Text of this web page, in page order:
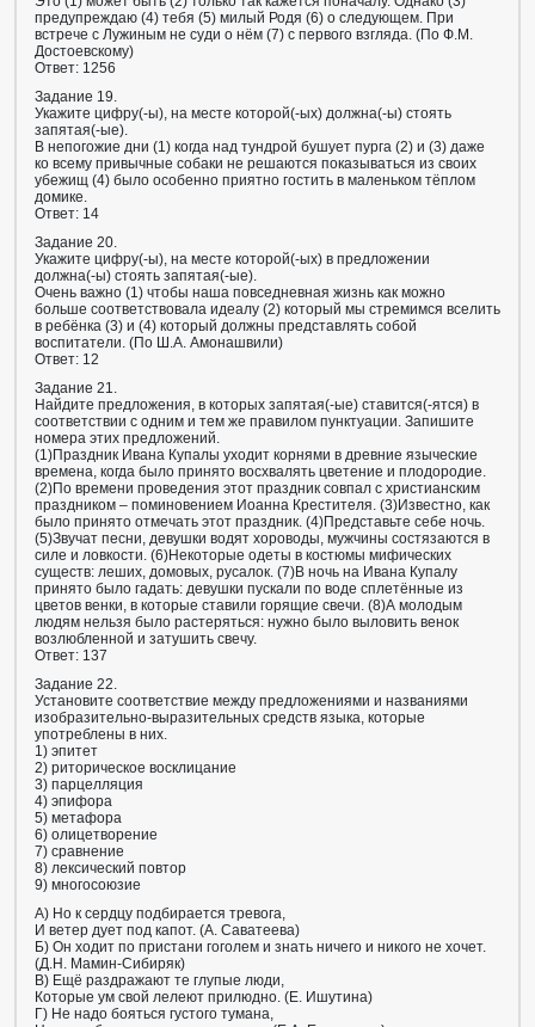
предупреждаю (4) тебя (5) милый Родя (6) о следующем. При
встрече с Лужиным не суди о нём (7) с первого взгляда. (По Ф.М.
Достоевскому)
Ответ: 1256
Задание 19.
Укажите цифру(-ы), на месте которой(-ых) должна(-ы) стоять
запятая(-ые).
В непогожие дни (1) когда над тундрой бушует пурга (2) и (3) даже
ко всему привычные собаки не решаются показываться из своих
убежищ (4) было особенно приятно гостить в маленьком тёплом
домике.
Ответ: 14
Задание 20.
Укажите цифру(-⁠ы), на месте которой(-⁠ых) в предложении
должна(-⁠ы) стоять запятая(-⁠ые).
Очень важно (1) чтобы наша повседневная жизнь как можно
больше соответствовала идеалу (2) который мы стремимся вселить
в ребёнка (3) и (4) который должны представлять собой
воспитатели. (По Ш.А. Амонашвили)
Ответ: 12
Задание 21.
Найдите предложения, в которых запятая(-ые) ставится(-ятся) в
соответствии с одним и тем же правилом пунктуации. Запишите
номера этих предложений.
(1)Праздник Ивана Купалы уходит корнями в древние языческие
времена, когда было принято восхвалять цветение и плодородие.
(2)По времени проведения этот праздник совпал с христианским
праздником – поминовением Иоанна Крестителя. (3)Известно, как
было принято отмечать этот праздник. (4)Представьте себе ночь.
(5)Звучат песни, девушки водят хороводы, мужчины состязаются в
силе и ловкости. (6)Некоторые одеты в костюмы мифических
существ: леших, домовых, русалок. (7)В ночь на Ивана Купалу
принято было гадать: девушки пускали по воде сплетённые из
цветов венки, в которые ставили горящие свечи. (8)А молодым
людям нельзя было растеряться: нужно было выловить венок
возлюбленной и затушить свечу.
Ответ: 137
Задание 22.
Установите соответствие между предложениями и названиями
изобразительно-выразительных средств языка, которые
употреблены в них.
1) эпитет
2) риторическое восклицание
3) парцелляция
4) эпифора
5) метафора
6) олицетворение
7) сравнение
8) лексический повтор
9) многосоюзие
A) Но к сердцу подбирается тревога,
И ветер дует под капот. (А. Саватеева)
Б) Он ходит по пристани гоголем и знать ничего и никого не хочет.
(Д.Н. Мамин-Сибиряк)
B) Ещё раздражают те глупые люди,
Которые ум свой лелеют прилюдно. (Е. Ишутина)
Г) Не надо бояться густого тумана,